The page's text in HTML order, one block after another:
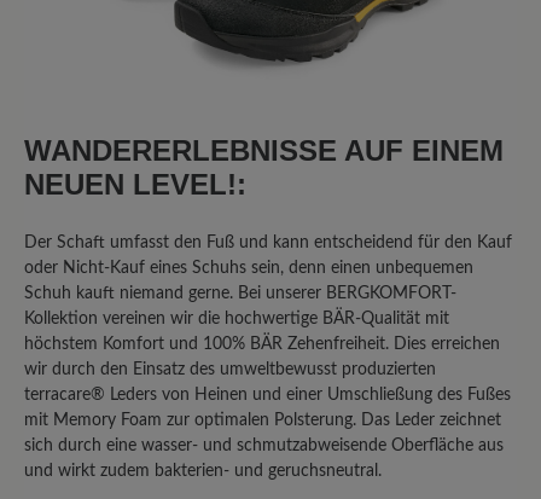
Unbefriedigend (1)
Bewerten Sie dieses Produkt!
Teilen Sie Ihre Erfahrungen mit anderen
Kunden.
Bewertung schreiben
WANDERERLEBNISSE AUF EINEM
NEUEN LEVEL!:
Der Schaft umfasst den Fuß und kann entscheidend für den Kauf
oder Nicht-Kauf eines Schuhs sein, denn einen unbequemen
Schuh kauft niemand gerne. Bei unserer BERGKOMFORT-
Kollektion vereinen wir die hochwertige BÄR-Qualität mit
höchstem Komfort und 100% BÄR Zehenfreiheit. Dies erreichen
wir durch den Einsatz des umweltbewusst produzierten
terracare® Leders von Heinen und einer Umschließung des Fußes
mit Memory Foam zur optimalen Polsterung. Das Leder zeichnet
sich durch eine wasser- und schmutzabweisende Oberfläche aus
und wirkt zudem bakterien- und geruchsneutral.